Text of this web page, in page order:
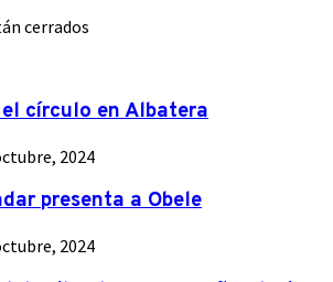
cerrados
círculo en Albatera
2024
presenta a Obele
2024